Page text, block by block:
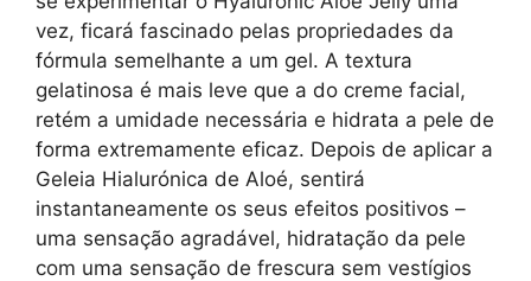
vez, ficará fascinado pelas propriedades da
fórmula semelhante a um gel. A textura
gelatinosa é mais leve que a do creme facial,
retém a umidade necessária e hidrata a pele de
forma extremamente eficaz. Depois de aplicar a
Geleia Hialurónica de Aloé, sentirá
instantaneamente os seus efeitos positivos –
uma sensação agradável, hidratação da pele
com uma sensação de frescura sem vestígios